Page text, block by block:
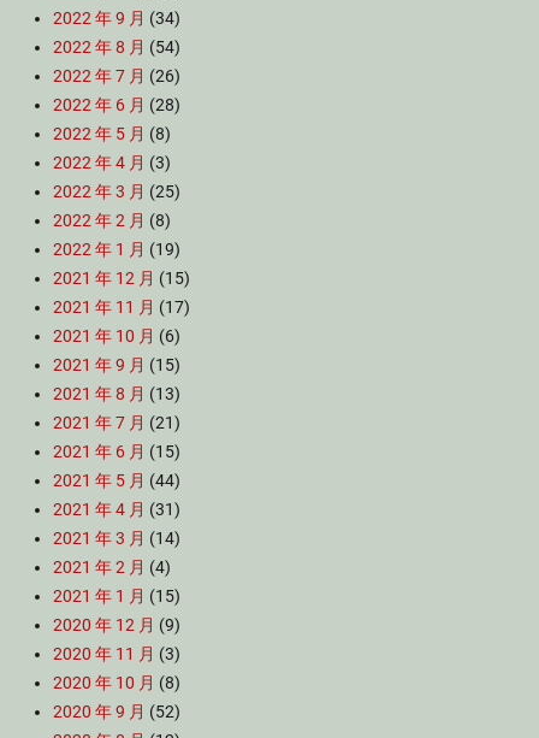
2022 年 9 月 (34)
2022 年 8 月 (54)
2022 年 7 月 (26)
2022 年 6 月 (28)
2022 年 5 月 (8)
2022 年 4 月 (3)
2022 年 3 月 (25)
2022 年 2 月 (8)
2022 年 1 月 (19)
2021 年 12 月 (15)
2021 年 11 月 (17)
2021 年 10 月 (6)
2021 年 9 月 (15)
2021 年 8 月 (13)
2021 年 7 月 (21)
2021 年 6 月 (15)
2021 年 5 月 (44)
2021 年 4 月 (31)
2021 年 3 月 (14)
2021 年 2 月 (4)
2021 年 1 月 (15)
2020 年 12 月 (9)
2020 年 11 月 (3)
2020 年 10 月 (8)
2020 年 9 月 (52)